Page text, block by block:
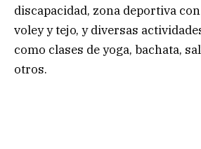
discapacidad, zona deportiva
voley y tejo, y diversas
como clases de yoga, bachata,
otros.